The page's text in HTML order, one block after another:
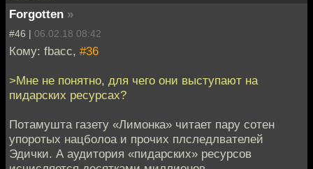
Forgotten »
#46 | 06.02.18 08:42
Кому: fbacc, #36
>Мне не понятно, для чего они выступают на
пидарских ресурсах?
Потамушта газету «Лимонка» читает пару сотен
упоротых нацболоа и прочих плследлвателей
Эдички. А аудитория «пидарских» ресурсов